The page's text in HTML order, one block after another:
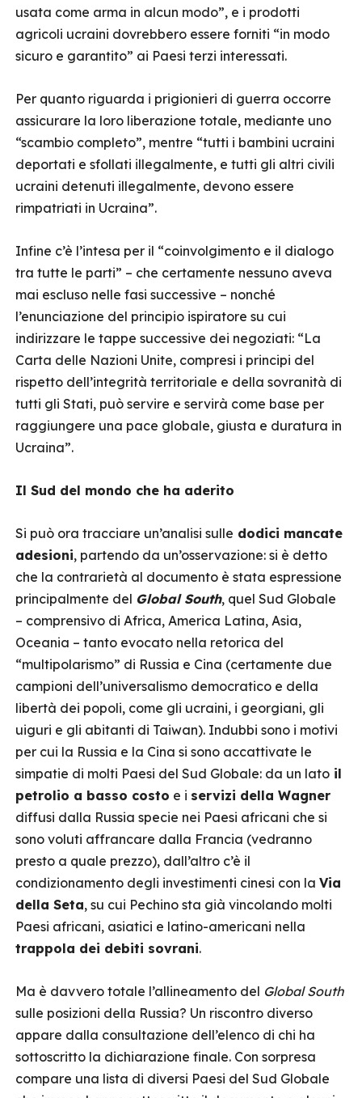
usata come arma in alcun modo”, e i prodotti
agricoli ucraini dovrebbero essere forniti “in modo
sicuro e garantito” ai Paesi terzi interessati.
Per quanto riguarda i prigionieri di guerra occorre
assicurare la loro liberazione totale, mediante uno
“scambio completo”, mentre “tutti i bambini ucraini
deportati e sfollati illegalmente, e tutti gli altri civili
ucraini detenuti illegalmente, devono essere
rimpatriati in Ucraina”.
Infine c’è l’intesa per il “coinvolgimento e il dialogo
tra tutte le parti” – che certamente nessuno aveva
mai escluso nelle fasi successive – nonché
l’enunciazione del principio ispiratore su cui
indirizzare le tappe successive dei negoziati: “La
Carta delle Nazioni Unite, compresi i principi del
rispetto dell’integrità territoriale e della sovranità di
tutti gli Stati, può servire e servirà come base per
raggiungere una pace globale, giusta e duratura in
Ucraina”.
Il Sud del mondo che ha aderito
Si può ora tracciare un’analisi sulle dodici mancate
adesioni, partendo da un’osservazione: si è detto
che la contrarietà al documento è stata espressione
principalmente del Global South, quel Sud Globale
– comprensivo di Africa, America Latina, Asia,
Oceania – tanto evocato nella retorica del
“multipolarismo” di Russia e Cina (certamente due
campioni dell’universalismo democratico e della
libertà dei popoli, come gli ucraini, i georgiani, gli
uiguri e gli abitanti di Taiwan). Indubbi sono i motivi
per cui la Russia e la Cina si sono accattivate le
simpatie di molti Paesi del Sud Globale: da un lato il
petrolio a basso costo e i servizi della Wagner
diffusi dalla Russia specie nei Paesi africani che si
sono voluti affrancare dalla Francia (vedranno
presto a quale prezzo), dall’altro c’è il
condizionamento degli investimenti cinesi con la Via
della Seta, su cui Pechino sta già vincolando molti
Paesi africani, asiatici e latino-americani nella
trappola dei debiti sovrani.
Ma è davvero totale l’allineamento del Global South
sulle posizioni della Russia? Un riscontro diverso
appare dalla consultazione dell’elenco di chi ha
sottoscritto la dichiarazione finale. Con sorpresa
compare una lista di diversi Paesi del Sud Globale